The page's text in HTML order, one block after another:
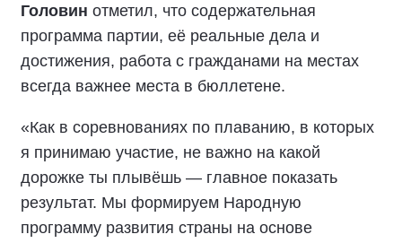
Головин отметил, что содержательная
программа партии, её реальные дела и
достижения, работа с гражданами на местах
всегда важнее места в бюллетене.
«Как в соревнованиях по плаванию, в которых
я принимаю участие, не важно на какой
дорожке ты плывёшь — главное показать
результат. Мы формируем Народную
программу развития страны на основе